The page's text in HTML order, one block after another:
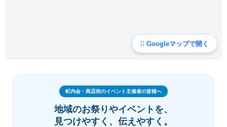
Googleマップで開く
町内会・商店街のイベント主催者の皆様へ
地域のお祭りやイベントを、
見つけやすく、伝えやすく。